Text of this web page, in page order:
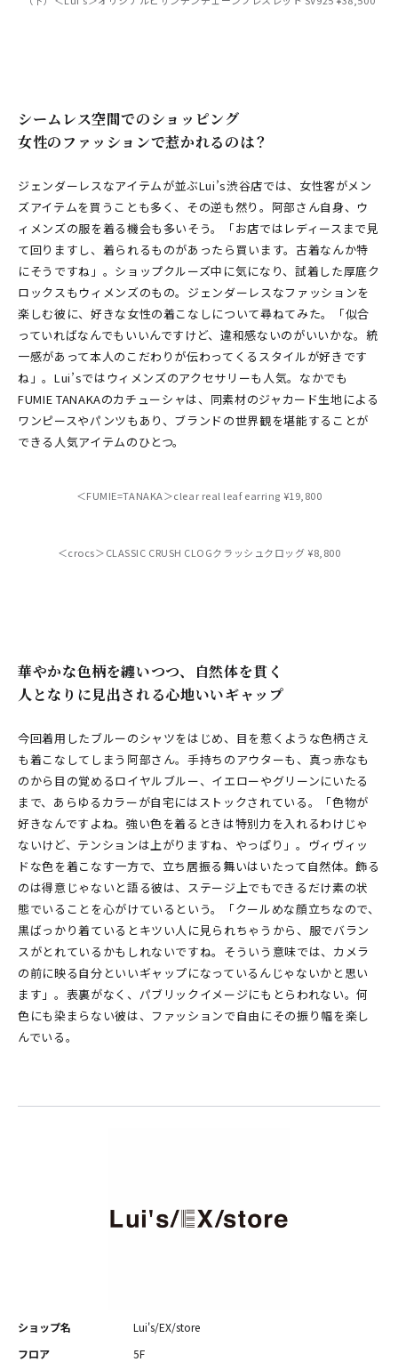
シームレス空間でのショッピング
女性のファッションで惹かれるのは？
ジェンダーレスなアイテムが並ぶLui’s渋谷店では、女性客がメン
ズアイテムを買うことも多く、その逆も然り。阿部さん自身、ウ
ィメンズの服を着る機会も多いそう。「お店ではレディースまで見
て回りますし、着られるものがあったら買います。古着なんか特
にそうですね」。ショップクルーズ中に気になり、試着した厚底ク
ロックスもウィメンズのもの。ジェンダーレスなファッションを
楽しむ彼に、好きな女性の着こなしについて尋ねてみた。「似合
っていればなんでもいいんですけど、違和感ないのがいいかな。統
一感があって本人のこだわりが伝わってくるスタイルが好きです
ね」。Lui’sではウィメンズのアクセサリーも人気。なかでも
FUMIE TANAKAのカチューシャは、同素材のジャカード生地による
ワンピースやパンツもあり、ブランドの世界観を堪能することが
できる人気アイテムのひとつ。
＜FUMIE=TANAKA＞clear real leaf earring ¥19,800
＜crocs＞CLASSIC CRUSH CLOGクラッシュクロッグ ¥8,800
華やかな色柄を纏いつつ、自然体を貫く
人となりに見出される心地いいギャップ
今回着用したブルーのシャツをはじめ、目を惹くような色柄さえ
も着こなしてしまう阿部さん。手持ちのアウターも、真っ赤なも
のから目の覚めるロイヤルブルー、イエローやグリーンにいたる
まで、あらゆるカラーが自宅にはストックされている。「色物が
好きなんですよね。強い色を着るときは特別力を入れるわけじゃ
ないけど、テンションは上がりますね、やっぱり」。ヴィヴィッ
ドな色を着こなす一方で、立ち居振る舞いはいたって自然体。飾る
のは得意じゃないと語る彼は、ステージ上でもできるだけ素の状
態でいることを心がけているという。「クールめな顔立ちなので、
黒ばっかり着ているとキツい人に見られちゃうから、服でバラン
スがとれているかもしれないですね。そういう意味では、カメラ
の前に映る自分といいギャップになっているんじゃないかと思い
ます」。表裏がなく、パブリックイメージにもとらわれない。何
色にも染まらない彼は、ファッションで自由にその振り幅を楽し
んでいる。
ショップ名
Lui's/EX/store
フロア
5F